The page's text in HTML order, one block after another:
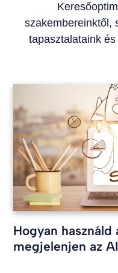
szakembereinktől,
tapasztalataink
Hogyan
megjelenjen az